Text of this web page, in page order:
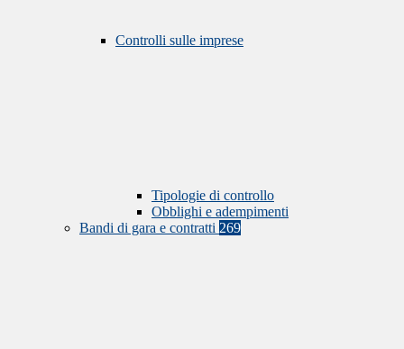
Controlli sulle imprese
Tipologie di controllo
Obblighi e adempimenti
Bandi di gara e contratti 269